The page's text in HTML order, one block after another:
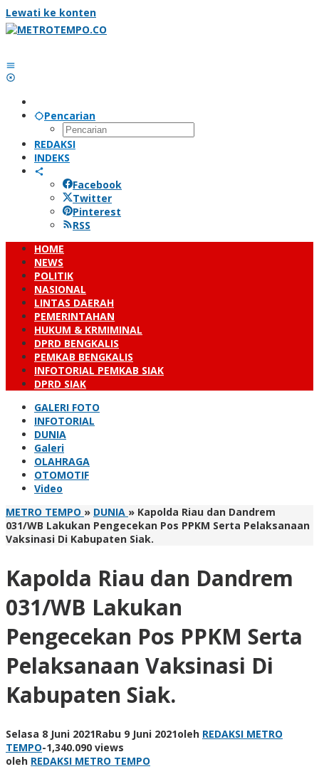
Lewati ke konten
Pencarian
REDAKSI
INDEKS
Facebook
Twitter
Pinterest
RSS
HOME
NEWS
POLITIK
NASIONAL
LINTAS DAERAH
PEMERINTAHAN
HUKUM & KRMIMINAL
DPRD BENGKALIS
PEMKAB BENGKALIS
INFOTORIAL PEMKAB SIAK
DPRD SIAK
GALERI FOTO
INFOTORIAL
DUNIA
Galeri
OLAHRAGA
OTOMOTIF
Video
METRO TEMPO » DUNIA » Kapolda Riau dan Dandrem
031/WB Lakukan Pengecekan Pos PPKM Serta Pelaksanaan
Vaksinasi Di Kabupaten Siak.
Kapolda Riau dan Dandrem
031/WB Lakukan
Pengecekan Pos PPKM Serta
Pelaksanaan Vaksinasi Di
Kabupaten Siak.
Selasa 8 Juni 2021Rabu 9 Juni 2021oleh REDAKSI METRO
TEMPO-1,340.090 views
oleh REDAKSI METRO TEMPO